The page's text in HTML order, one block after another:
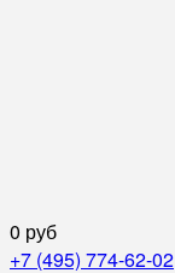
0 руб
+7 (495) 774-62-02